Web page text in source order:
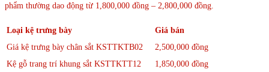
phẩm thường dao động từ 1,800,000 đồng – 2,800,000 đồng.
Loại kệ trưng bày
Giá bán
Giá kệ trưng bày chân sắt KSTTKTB02
2,500,000 đồng
Kệ gỗ trang trí khung sắt KSTTKTT12
1,850,000 đồng